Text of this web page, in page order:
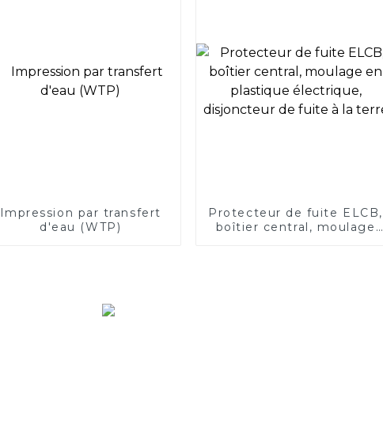
Impression par transfert
d'eau (WTP)
Protecteur de fuite ELCB,
boîtier central, moulage